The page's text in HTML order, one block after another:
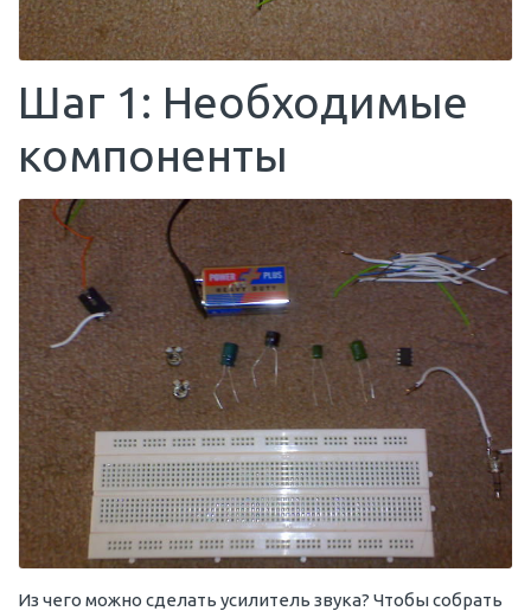
Шаг 1: Необходимые
компоненты
Из чего можно сделать усилитель звука? Чтобы собрать